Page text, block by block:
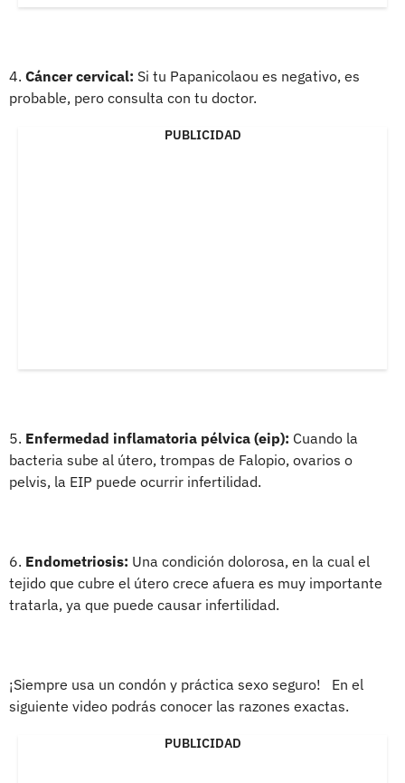
4. Cáncer cervical: Si tu Papanicolaou es negativo, es
probable, pero consulta con tu doctor.
PUBLICIDAD
5. Enfermedad inflamatoria pélvica (eip): Cuando la
bacteria sube al útero, trompas de Falopio, ovarios o
pelvis, la EIP puede ocurrir infertilidad.
6. Endometriosis: Una condición dolorosa, en la cual el
tejido que cubre el útero crece afuera es muy importante
tratarla, ya que puede causar infertilidad.
¡Siempre usa un condón y práctica sexo seguro! En el
siguiente video podrás conocer las razones exactas.
PUBLICIDAD